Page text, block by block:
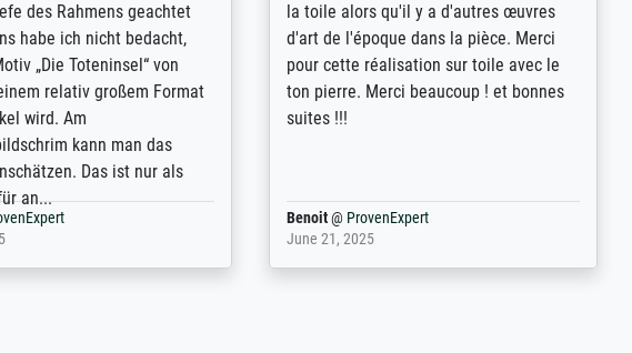
on how to obtain the best
prints requested by the
has a vast
prints to choose from, and
service also with
which are not in that
recommended!
wurde sehr gut durch die einzelnen
Bestellkriterien geführt, verständliche
Erklärungen, z.B. mit Bilddarstellungen,
werde auf jeden Fall meine guten
Erfahrungen weitergeben.
Anonym@ProvenExpert
May 13, 2026